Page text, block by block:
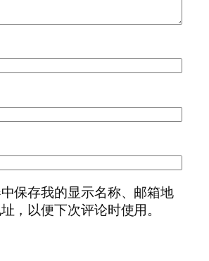
保存我的显示名称、邮箱地
，以便下次评论时使用。